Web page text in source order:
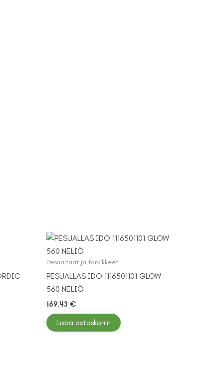
Pesualtaat ja tarvikkeet
PESUALLAS IDO 1116501101 GLOW
560 NELIÖ
169,43 €
Lisää ostoskoriin